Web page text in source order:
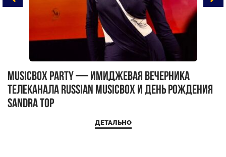
MUSICBOX PARTY — имиджевая вечерника
телеканала RUSSIAN MUSICBOX и день рождения
Sandra Top
ДЕТАЛЬНО